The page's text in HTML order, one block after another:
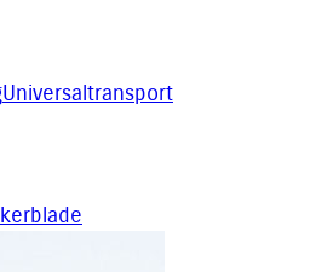
Universaltransport